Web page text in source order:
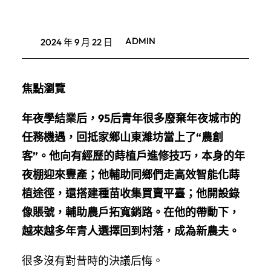
2024 年 9 月 22 日 ADMIN
焦點瀏覽
年夜學結業后，95后青年很多廢棄年夜城市的
任務機遇，回抵家鄉山東濰坊當上了“農創
客”。他向有經歷的蒔植戶進修技巧，本身的年
夜棚迎來豐產；他輔助同鄉們走高效智能化蒔
植途徑，還搭建種苗收集買賣平臺；他開設錄
像賬號，輔助農戶拓寬銷路。在他的帶動下，
越來越多年青人選擇回到村落，成為新農夫。
很多沒有對昔時的決議后悔。